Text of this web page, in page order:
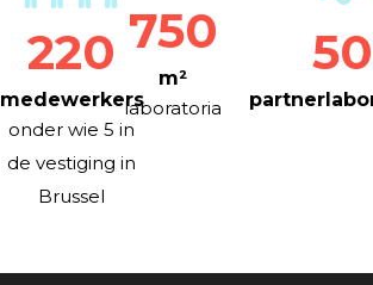
220
medewerkers
onder wie 5 in
de vestiging in
Brussel
750
m²
laboratoria
50